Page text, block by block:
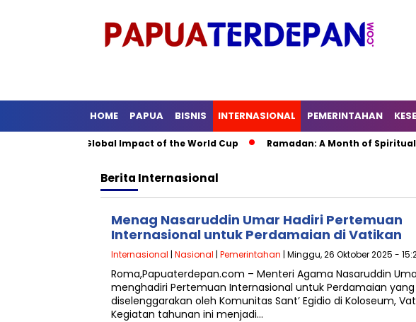
HOME PAPUA BISNIS INTERNASIONAL PEMERINTAHAN
The Global Impact of the World Cup Ramadan: A Month of Spiritual
Berita Internasional
Menag Nasaruddin Umar Hadiri Pertemuan
Internasional untuk Perdamaian di Vatikan
Internasional | Nasional | Pemerintahan | Minggu, 26 Oktober 2025 -
Roma,Papuaterdepan.com – Menteri Agama Nasaruddin
menghadiri Pertemuan Internasional untuk Perdamaian yang
diselenggarakan oleh Komunitas Sant’ Egidio di Koloseum,
Kegiatan tahunan ini menjadi…